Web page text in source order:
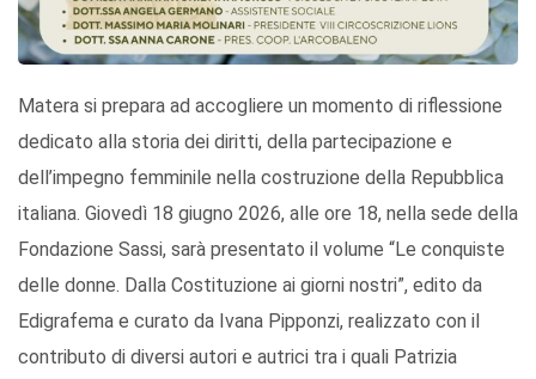
Matera si prepara ad accogliere un momento di riflessione
dedicato alla storia dei diritti, della partecipazione e
dell’impegno femminile nella costruzione della Repubblica
italiana. Giovedì 18 giugno 2026, alle ore 18, nella sede della
Fondazione Sassi, sarà presentato il volume “Le conquiste
delle donne. Dalla Costituzione ai giorni nostri”, edito da
Edigrafema e curato da Ivana Pipponzi, realizzato con il
contributo di diversi autori e autrici tra i quali Patrizia